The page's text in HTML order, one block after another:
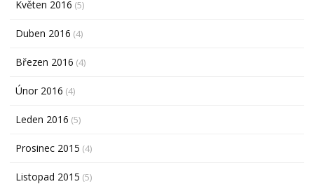
Květen 2016 (5)
Duben 2016 (4)
Březen 2016 (4)
Únor 2016 (4)
Leden 2016 (5)
Prosinec 2015 (4)
Listopad 2015 (5)